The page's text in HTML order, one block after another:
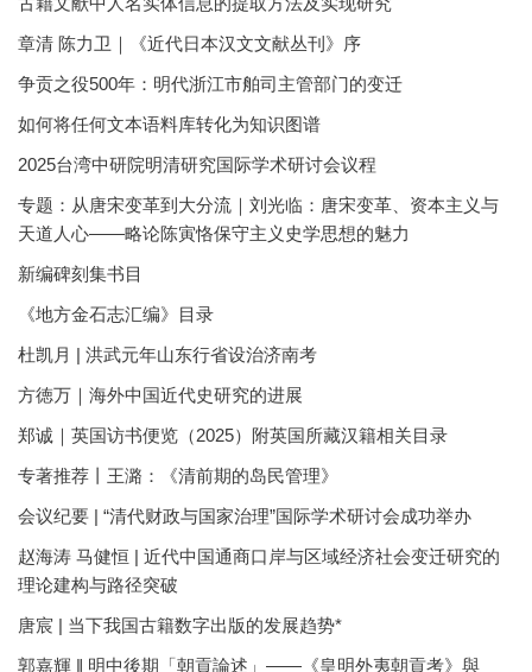
章清 陈力卫｜《近代日本汉文文献丛刊》序
争贡之役500年：明代浙江市舶司主管部门的变迁
如何将任何文本语料库转化为知识图谱
2025台湾中研院明清研究国际学术研讨会议程
专题：从唐宋变革到大分流｜刘光临：唐宋变革、资本主义与
天道人心——略论陈寅恪保守主义史学思想的魅力
新编碑刻集书目
《地方金石志汇编》目录
杜凯月 | 洪武元年山东行省设治济南考
方徳万｜海外中国近代史研究的进展
郑诚｜英国访书便览（2025）附英国所藏汉籍相关目录
专著推荐丨王潞：《清前期的岛民管理》
会议纪要 | “清代财政与国家治理”国际学术研讨会成功举办
赵海涛 马健恒 | 近代中国通商口岸与区域经济社会变迁研究的
理论建构与路径突破
唐宸 | 当下我国古籍数字出版的发展趋势*
郭嘉輝 ‖ 明中後期「朝貢論述」——《皇明外夷朝貢考》與